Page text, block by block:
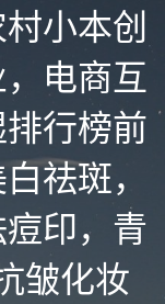
小本创
电商互
行榜前
祛斑，
印，青
皱化妆